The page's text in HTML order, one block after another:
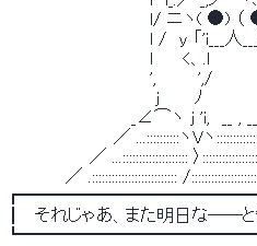
l/ ニヽ( ●) （ ●
l /　y 「'i___人___）
l　　 <、.l 　 　 　
',　　　 ',/　　　　
j　 　 ﾉ　　　　　
_∠⌒ヽ j 'i,　__ , __ ｨ／
／ ...::::::::::ヽVヽ
／ ...:::::::::::::::::::: 〉
／ .:::::::::::::::::::::::::: /
┃　それじゃあ、また明日な――